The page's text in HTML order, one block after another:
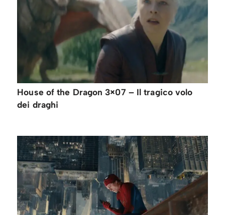
House of the Dragon 3×07 – Il tragico volo
dei draghi